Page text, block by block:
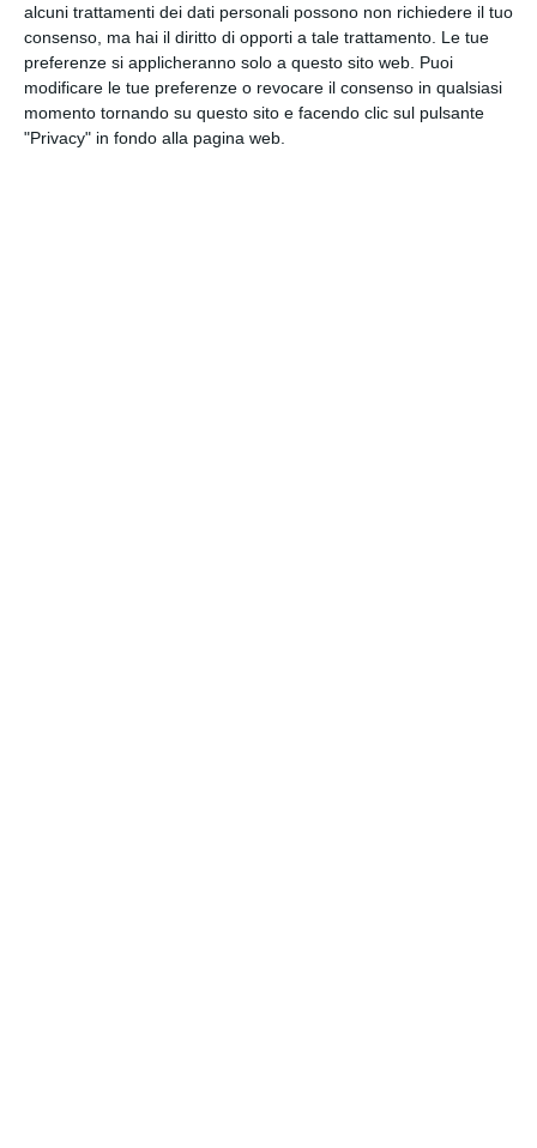
alcuni trattamenti dei dati personali possono non richiedere il tuo
consenso, ma hai il diritto di opporti a tale trattamento. Le tue
preferenze si applicheranno solo a questo sito web. Puoi
modificare le tue preferenze o revocare il consenso in qualsiasi
momento tornando su questo sito e facendo clic sul pulsante
"Privacy" in fondo alla pagina web.
falsi agenti delle Forze dell’Ordine
BARI - Negli ultimi tempi si sta diffondendo una
nuova truffa telefonica che sfrutta l…
by Giornale di Puglia - 15:34